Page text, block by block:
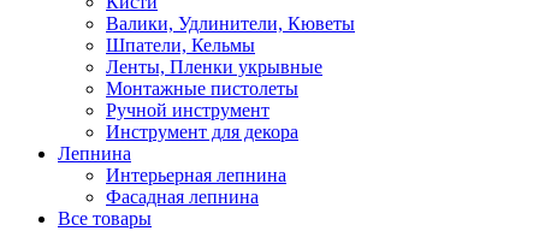
Валики, Удлинители, Кюветы
Шпатели, Кельмы
Ленты, Пленки укрывные
Монтажные пистолеты
Ручной инструмент
Инструмент для декора
Лепнина
Интерьерная лепнина
Фасадная лепнина
Все товары